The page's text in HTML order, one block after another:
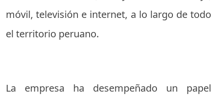
móvil, televisión e internet, a lo largo de todo
el territorio peruano.
La empresa ha desempeñado un papel